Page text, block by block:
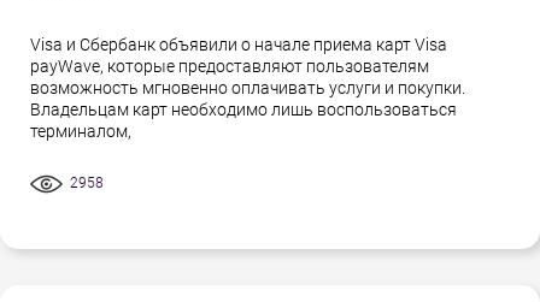
Visa и Сбербанк объявили о начале приема карт Visa
payWave, которые предоставляют пользователям
возможность мгновенно оплачивать услуги и покупки.
Владельцам карт необходимо лишь воспользоваться
терминалом,
2958